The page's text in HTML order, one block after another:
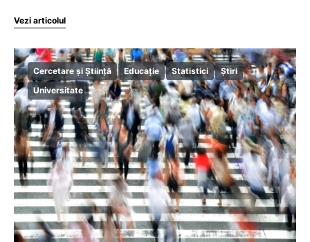
Vezi articolul
Cercetare și Știință Educație Statistici
Știri
Universitate